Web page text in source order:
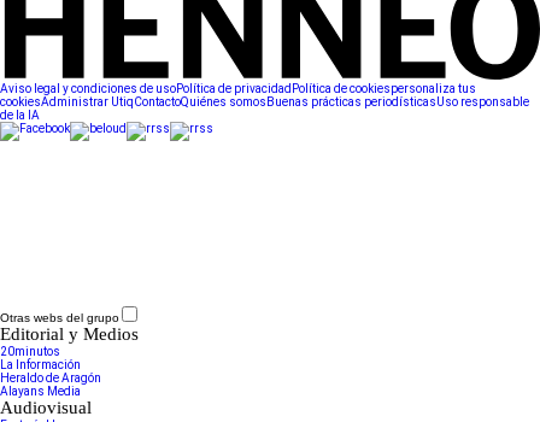
Aviso legal y condiciones de usoPolítica de privacidad Política de cookiespersonaliza tus
cookiesAdministrar UtiqContactoQuiénes somos Buenas prácticas periodísticasUso responsable
de la IA
Otras webs del grupo
Editorial y Medios
20minutos
La Información
Heraldo de Aragón
Alayans Media
Audiovisual